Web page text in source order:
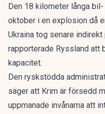
Den 18 kilometer långa
oktober i en explosion då
Ukraina tog senare
rapporterade Ryssland att
kapacitet.
Den ryskstödda
säger att Krim är försedd
uppmanade invånarna att